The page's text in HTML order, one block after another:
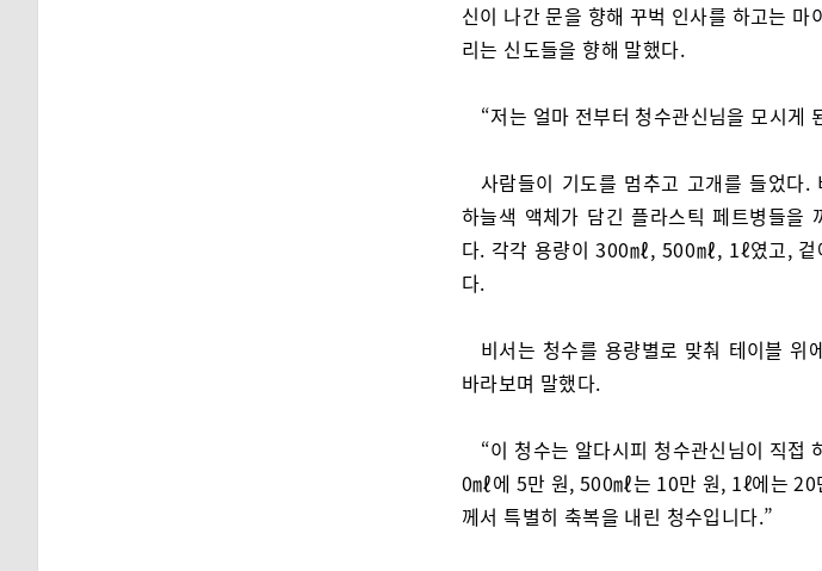
신이 나간 문을 향해 꾸벅 인사를 하고는
리는 신도들을 향해 말했다.
“저는 얼마 전부터 청수관신님을 모시게
사람들이 기도를 멈추고 고개를 들었다
하늘색 액체가 담긴 플라스틱 페트병들을
다. 각각 용량이 300㎖, 500㎖, 1ℓ였고, 겉
다.
비서는 청수를 용량별로 맞춰 테이블 위
바라보며 말했다.
“이 청수는 알다시피 청수관신님이 직접
0㎖에 5만 원, 500㎖는 10만 원, 1ℓ에는
께서 특별히 축복을 내린 청수입니다.”